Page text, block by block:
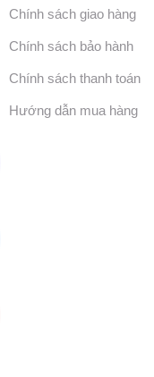
Chính sách giao hàng
Chính sách bảo hành
Chính sách thanh toán
Hướng dẫn mua hàng